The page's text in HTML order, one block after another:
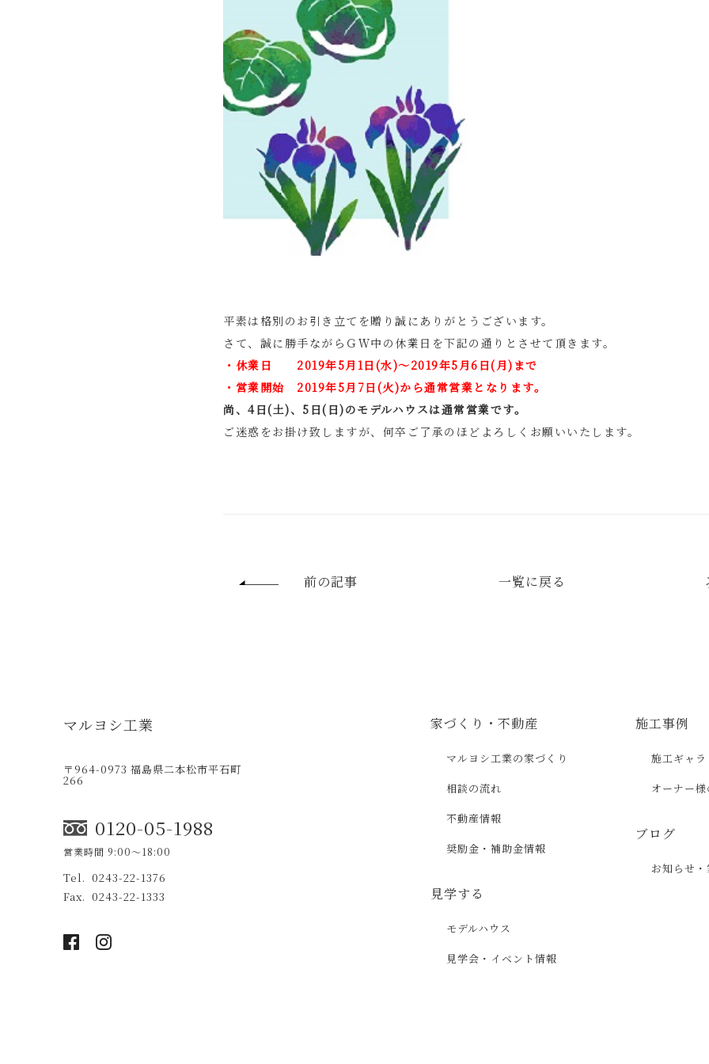
平素は格別のお引き立てを贈り誠にありがとうございます。
さて、誠に勝手ながらＧＷ中の休業日を下記の通りとさせて頂きます。
・休業日 2019年5月1日(水)～2019年5月6日(月)まで
・営業開始 2019年5月7日(火)から通常営業となります。
尚、4日(土)、5日(日)のモデルハウスは通常営業です。
ご迷惑をお掛け致しますが、何卒ご了承のほどよろしくお願いいたします。
前の記事 一覧に戻る
マルヨシ工業
〒964-0973 福島県二本松市平石町
266
0120-05-1988
営業時間 9:00〜18:00
0243-22-1376
0243-22-1333
家づくり・不動産
マルヨシ工業の家づくり
相談の流れ
不動産情報
奨励金・補助金情報
見学する
モデルハウス
見学会・イベント情報
施工事例
施工ギャ
オーナー
ブログ
お知らせ